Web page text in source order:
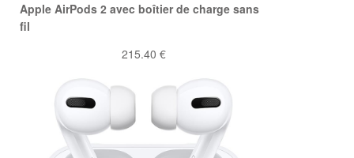
Apple AirPods 2 avec boîtier de charge sans
fil
215.40 €